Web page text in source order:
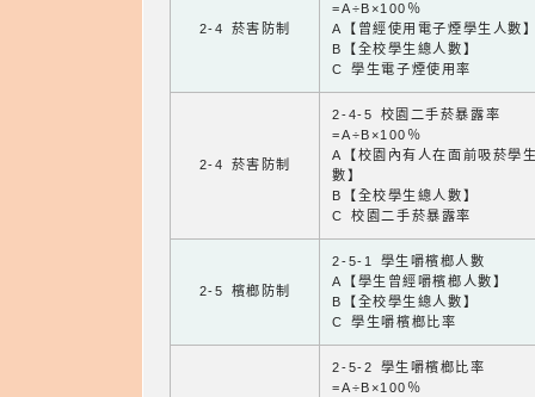
2-4 菸害防制
=A÷B×100％
A【曾經使用電子煙學生人數
B【全校學生總人數】
C 學生電子煙使用率
2-4 菸害防制
2-4-5 校園二手菸暴露率
=A÷B×100％
A【校園內有人在面前吸菸學
數】
B【全校學生總人數】
C 校園二手菸暴露率
2-5 檳榔防制
2-5-1 學生嚼檳榔人數
A【學生曾經嚼檳榔人數】
B【全校學生總人數】
C 學生嚼檳榔比率
2-5-2 學生嚼檳榔比率
=A÷B×100％